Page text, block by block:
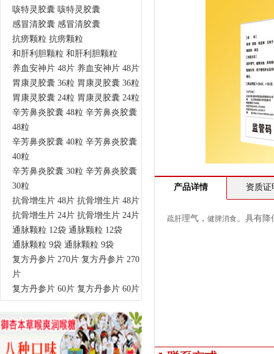
咳特灵胶囊 咳特灵胶囊
感冒清胶囊 感冒清胶囊
抗痨颗粒 抗痨颗粒
和肝利胆颗粒 和肝利胆颗粒
养血安神片 48片 养血安神片 48片
胃康灵胶囊 36粒 胃康灵胶囊 36粒
胃康灵胶囊 24粒 胃康灵胶囊 24粒
辛芳鼻炎胶囊 48粒 辛芳鼻炎胶囊
48粒
辛芳鼻炎胶囊 40粒 辛芳鼻炎胶囊
40粒
辛芳鼻炎胶囊 30粒 辛芳鼻炎胶囊
30粒
抗骨增生片 48片 抗骨增生片 48片
抗骨增生片 24片 抗骨增生片 24片
通脉颗粒 12袋 通脉颗粒 12袋
通脉颗粒 9袋 通脉颗粒 9袋
复方丹参片 270片 复方丹参片 270
片
复方丹参片 60片 复方丹参片 60片
产品详情 资质证
疏肝理气， 健脾消食。具有降